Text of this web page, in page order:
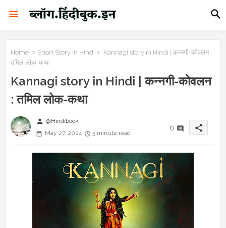
Home Short Story in Hindi
Kannagi story in Hindi | कन्नगी-कोवलन :
तमिल लोक-कथा
Kannagi story in Hindi | कन्नगी-कोवलन
: तमिल लोक-कथा
person @Hindibook
May 27, 2024
5 minute read
0 share